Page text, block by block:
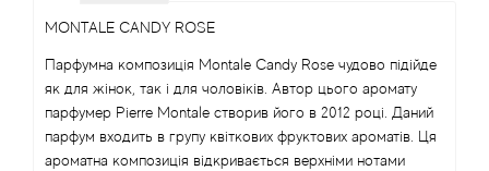
MONTALE CANDY ROSE
Парфумна композиція Montale Candy Rose чудово підійде
як для жінок, так і для чоловіків. Автор цього аромату
парфумер Pierre Montale створив його в 2012 році. Даний
парфум входить в групу квіткових фруктових ароматів. Ця
ароматна композиція відкривається верхніми нотами
Alyssa Ashley
American Crew
Amouage